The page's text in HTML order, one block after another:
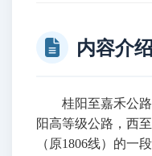
内容介绍
桂阳至嘉禾公
阳高等级公路，西
（原1806线）的一